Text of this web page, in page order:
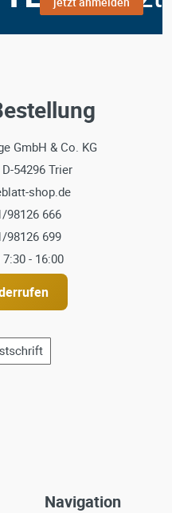
GmbH & Co. KG
54296 Trier
shop.de
98126 666
98126 699
- 16:00
Navigation